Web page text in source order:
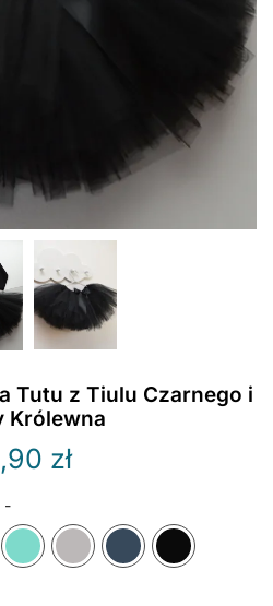
Tutu z Tiulu Czarnego i
Królewna
złZakres
od
-
Ciemny Różowy
Błękitny MiętowySzary